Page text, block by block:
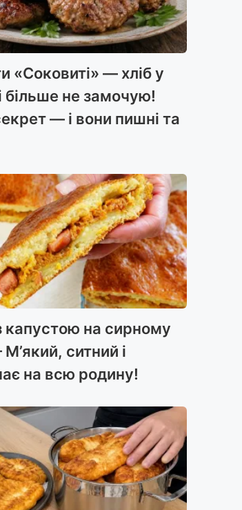
«Соковиті» — хліб у
більше не замочую!
— і вони пишні та
капустою на сирному
М’який, ситний і
на всю родину!